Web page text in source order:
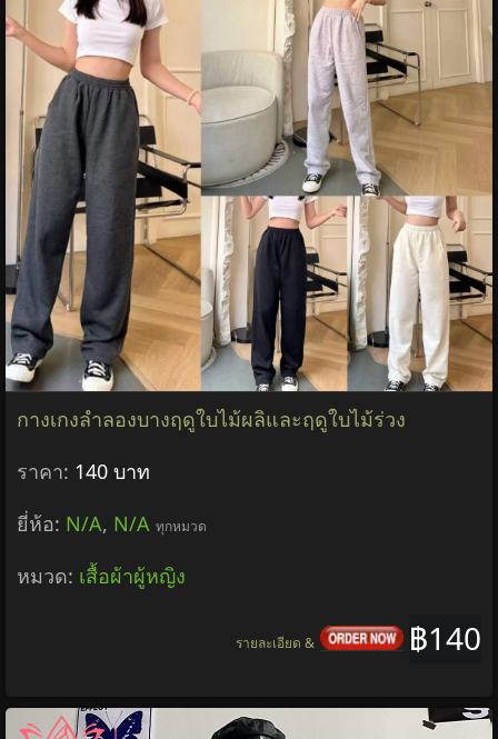
กางเกงลำลองบางฤดูใบไม้ผลิและฤดูใบไม้ร่วง
ราคา: 140 บาท
ยี่ห้อ: N/A, N/A ทุกหมวด
หมวด: เสื้อผ้าผู้หญิง
฿140
รายละเอียด &